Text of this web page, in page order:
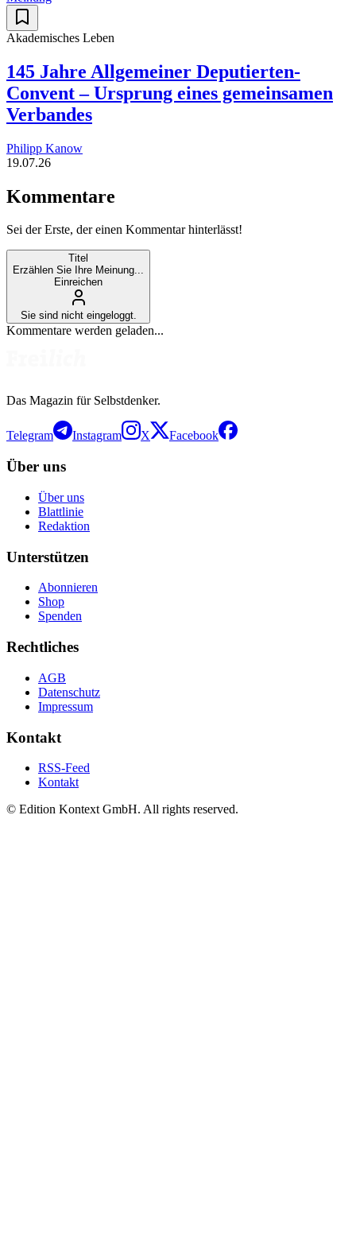
Akademisches Leben
145 Jahre Allgemeiner Deputierten-
Convent – Ursprung eines gemeinsamen
Verbandes
Philipp Kanow
19.07.26
Kommentare
Sei der Erste, der einen Kommentar hinterlässt!
Titel
Erzählen Sie Ihre Meinung...
Einreichen
Sie sind nicht eingeloggt.
Kommentare werden geladen...
Das Magazin für Selbstdenker.
Telegram Instagram X Facebook
Über uns
Über uns
Blattlinie
Redaktion
Unterstützen
Abonnieren
Shop
Spenden
Rechtliches
AGB
Datenschutz
Impressum
Kontakt
RSS-Feed
Kontakt
© Edition Kontext GmbH. All rights reserved.